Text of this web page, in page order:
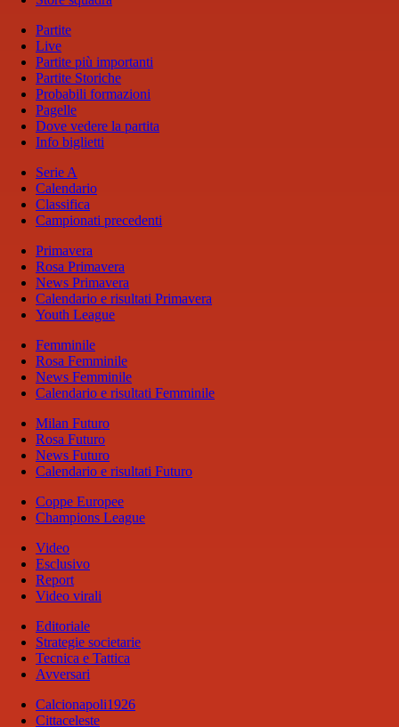
Partite
Live
Partite più importanti
Partite Storiche
Probabili formazioni
Pagelle
Dove vedere la partita
Info biglietti
Serie A
Calendario
Classifica
Campionati precedenti
Primavera
Rosa Primavera
News Primavera
Calendario e risultati Primavera
Youth League
Femminile
Rosa Femminile
News Femminile
Calendario e risultati Femminile
Milan Futuro
Rosa Futuro
News Futuro
Calendario e risultati Futuro
Coppe Europee
Champions League
Video
Esclusivo
Report
Video virali
Editoriale
Strategie societarie
Tecnica e Tattica
Avversari
Calcionapoli1926
Cittaceleste